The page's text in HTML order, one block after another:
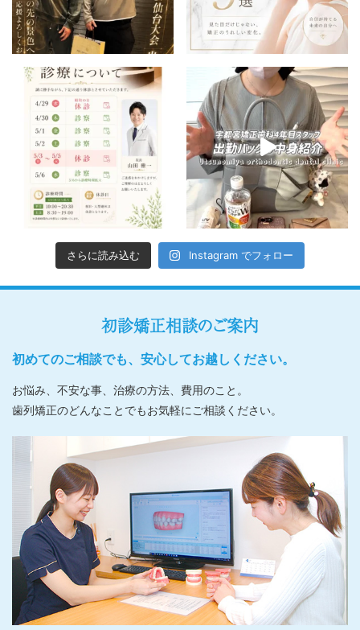
さらに読み込む Instagram でフォロー
初診矯正相談のご案内
初めてのご相談でも、安心してお越しください。
お悩み、不安な事、治療の方法、費用のこと。
歯列矯正のどんなことでもお気軽にご相談ください。